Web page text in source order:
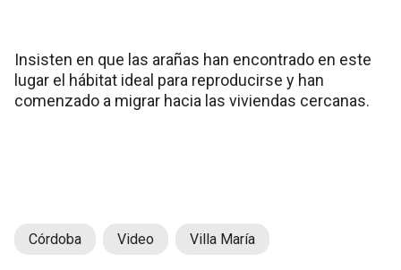
Insisten en que las arañas han encontrado en este
lugar el hábitat ideal para reproducirse y han
comenzado a migrar hacia las viviendas cercanas.
Córdoba Video Villa María